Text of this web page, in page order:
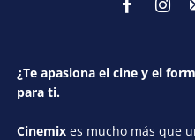
¿Te apasiona el cine y el
para ti.
Cinemix es mucho más que